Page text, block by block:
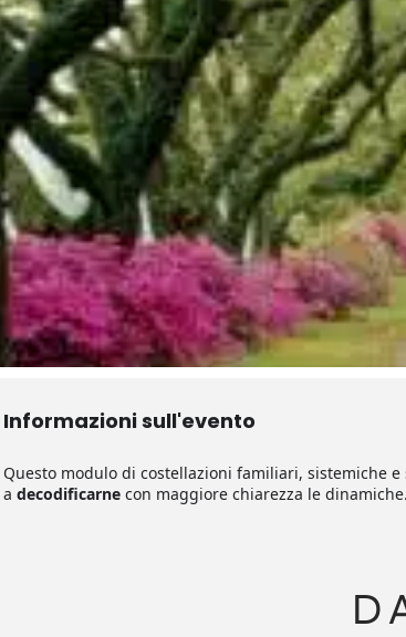
Informazioni sull'evento
Questo modulo di costellazioni familiari, sistemiche
a decodificarne con maggiore chiarezza le dinamiche.